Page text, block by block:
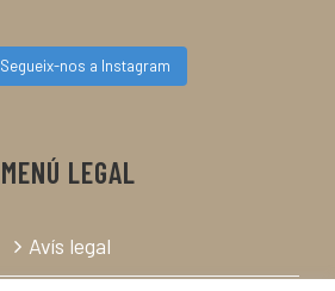
Segueix-nos a Instagram
MENÚ LEGAL
Avís legal